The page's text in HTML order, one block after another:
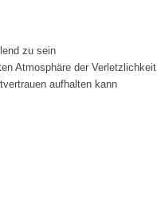
zu sein
Atmosphäre der Verletzlichkeit
aufhalten kann